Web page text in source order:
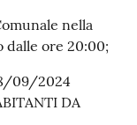
nella
ore 20:00;
09/2024
DA